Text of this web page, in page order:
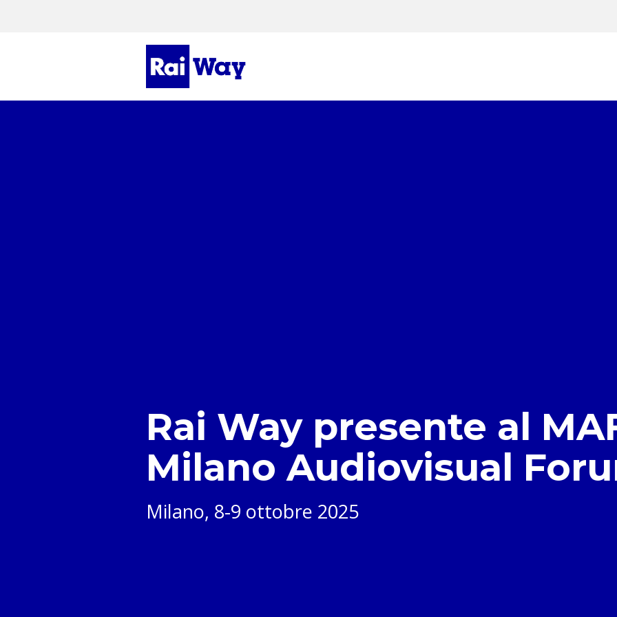
Rai Way presente al
Milano Audiovisual
Milano, 8-9 ottobre 2025